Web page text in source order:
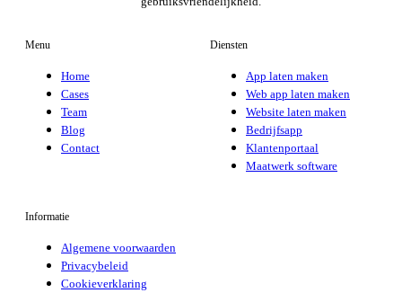
Menu
Home
Cases
Team
Blog
Contact
Diensten
App laten maken
Web app laten maken
Website laten maken
Bedrijfsapp
Klantenportaal
Maatwerk software
Informatie
Algemene voorwaarden
Privacybeleid
Cookieverklaring